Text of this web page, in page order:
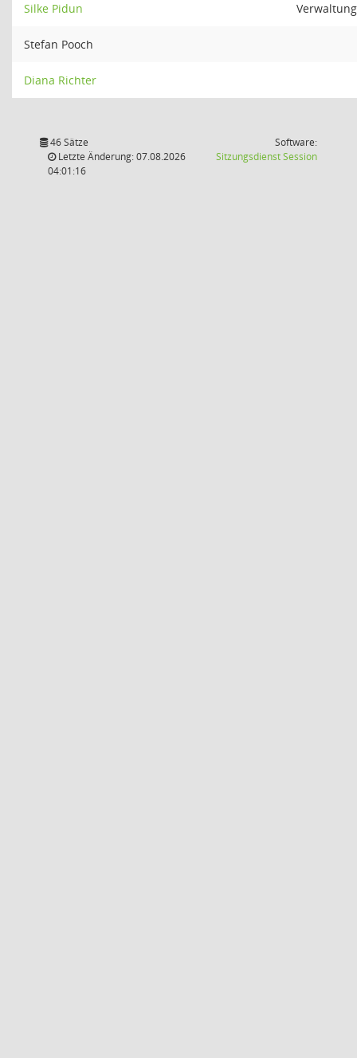
Silke Pidun Verwaltung
Stefan Pooch
Diana Richter
46 Sätze
Letzte Änderung: 07.08.2026
04:01:16
Software:
SitzungsdienstSession(Wird in